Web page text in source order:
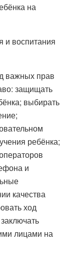
на
и воспитания
важных прав
защищать
выбирать
ребёнка;
и
качества
ход
лицами на